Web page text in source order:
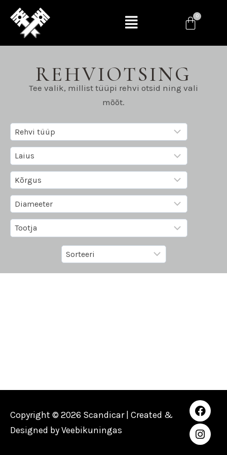
REHVIOTSING
Tee valik, millist tüüpi rehvi otsid ning vali
mõõt.
Copyright © 2026 Scandicar | Created &
Designed byVeebikuningas